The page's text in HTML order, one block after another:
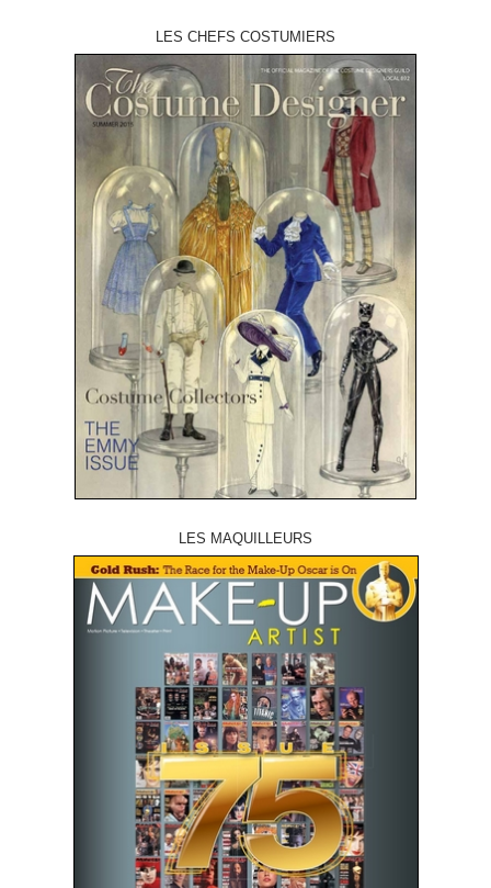
LES CHEFS COSTUMIERS
LES MAQUILLEURS